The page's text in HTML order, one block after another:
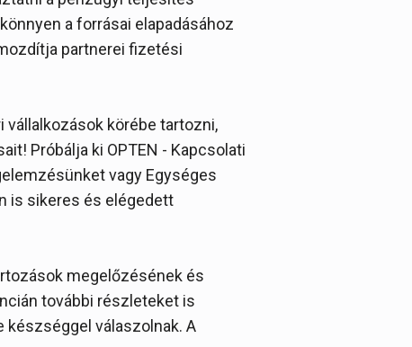
a forrásai elapadásához
partnerei fizetési
körébe tartozni,
Próbálja ki OPTEN - Kapcsolati
vagy Egységes
is sikeres és elégedett
megelőzésének és
további részleteket is
válaszolnak. A